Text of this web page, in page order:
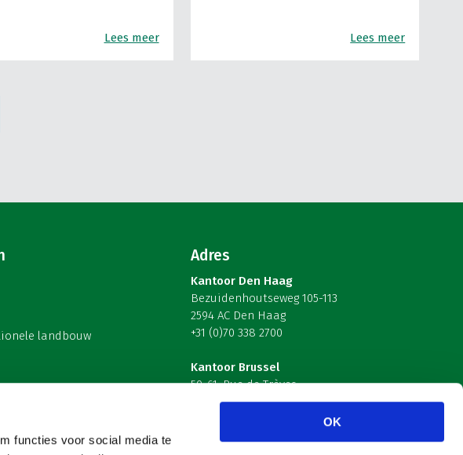
functies voor social media te
OK
Lees meer Lees meer
landbouw
Adres
Kantoor Den Haag
Bezuidenhoutseweg 105-113
2594 AC Den Haag
+31 (0)70 338 2700
Kantoor Brussel
59-61, Rue de Trèves
B-1040 Brussel – België
Volg ons